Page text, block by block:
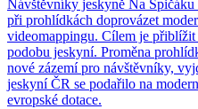
Návštěvníky jeskyně Na
při prohlídkách doprovázet
videomappingu. Cílem je
podobu jeskyní. Proměna
nové zázemí pro návštěvníky,
jeskyní ČR se podařilo na
evropské dotace.